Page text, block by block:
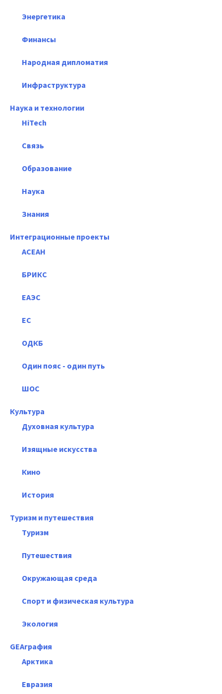
Энергетика
Финансы
Народная дипломатия
Инфраструктура
Наука и технологии
HiTech
Связь
Образование
Наука
Знания
Интеграционные проекты
АСЕАН
БРИКС
ЕАЭС
ЕС
ОДКБ
Один пояс - один путь
ШОС
Культура
Духовная культура
Изящные искусства
Кино
История
Туризм и путешествия
Туризм
Путешествия
Окружающая среда
Спорт и физическая культура
Экология
GEAграфия
Арктика
Евразия